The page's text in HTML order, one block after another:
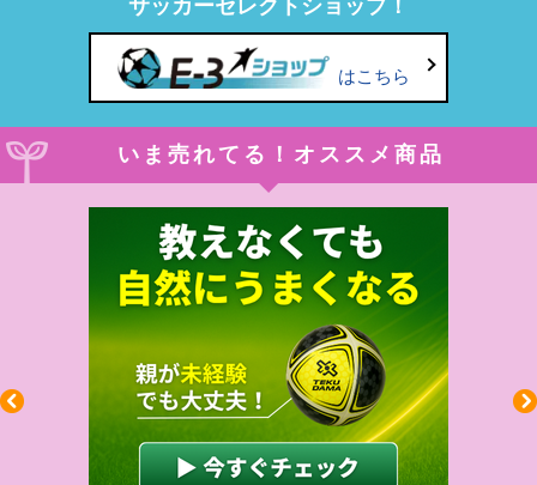
サッカーセレクトショップ！
はこちら
いま売れてる！オススメ商品